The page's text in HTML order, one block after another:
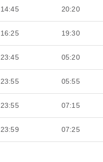
14:45 20:20
16:25 19:30
23:45 05:20
23:55 05:55
23:55 07:15
23:59 07:25